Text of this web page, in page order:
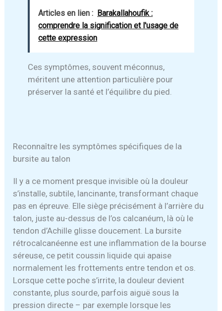
Articles en lien : Barakallahoufik :
comprendre la signification et l'usage de
cette expression
Ces symptômes, souvent méconnus,
méritent une attention particulière pour
préserver la santé et l’équilibre du pied.
Reconnaître les symptômes spécifiques de la
bursite au talon
Il y a ce moment presque invisible où la douleur
s’installe, subtile, lancinante, transformant chaque
pas en épreuve. Elle siège précisément à l’arrière du
talon, juste au-dessus de l’os calcanéum, là où le
tendon d’Achille glisse doucement. La bursite
rétrocalcanéenne est une inflammation de la bourse
séreuse, ce petit coussin liquide qui apaise
normalement les frottements entre tendon et os.
Lorsque cette poche s’irrite, la douleur devient
constante, plus sourde, parfois aiguë sous la
pression directe – par exemple lorsque les